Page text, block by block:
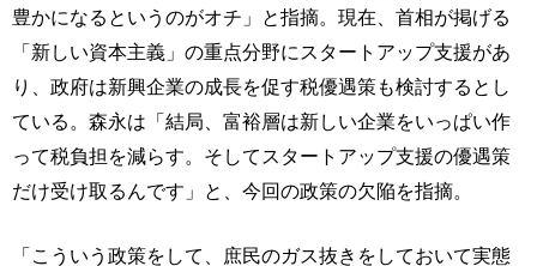
豊かになるというのがオチ」と指摘。現在、首相が掲げる
「新しい資本主義」の重点分野にスタートアップ支援があ
り、政府は新興企業の成長を促す税優遇策も検討するとし
ている。森永は「結局、富裕層は新しい企業をいっぱい作
って税負担を減らす。そしてスタートアップ支援の優遇策
だけ受け取るんです」と、今回の政策の欠陥を指摘。
「こういう政策をして、庶民のガス抜きをしておいて実態